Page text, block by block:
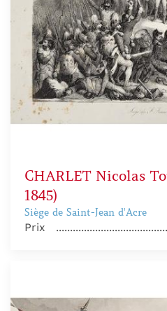
CHARLET Nicolas
1845)
Siège de Saint-Jean d'Acre
Prix